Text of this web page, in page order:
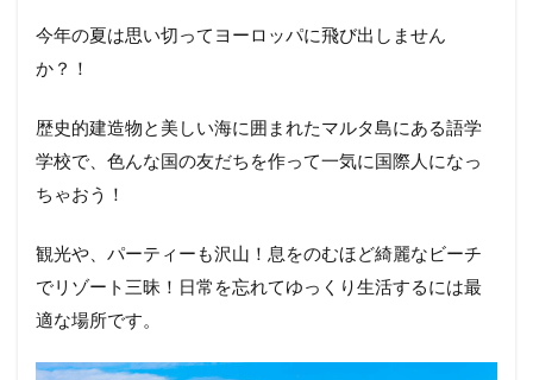
今年の夏は思い切ってヨーロッパに飛び出しません
か？！
歴史的建造物と美しい海に囲まれたマルタ島にある語学
学校で、色んな国の友だちを作って一気に国際人になっ
ちゃおう！
観光や、パーティーも沢山！息をのむほど綺麗なビーチ
でリゾート三昧！日常を忘れてゆっくり生活するには最
適な場所です。